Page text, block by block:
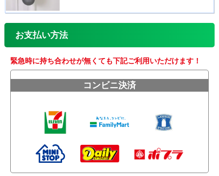
お支払い方法
緊急時に持ち合わせが無くても下記ご利用いただけます！
コンビニ決済